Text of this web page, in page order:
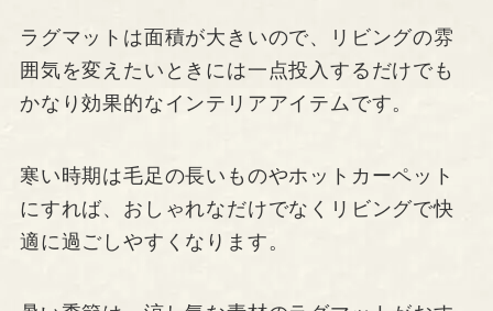
ラグマットは面積が大きいので、リビングの雰
囲気を変えたいときには一点投入するだけでも
かなり効果的なインテリアアイテムです。
寒い時期は毛足の長いものやホットカーペット
にすれば、おしゃれなだけでなくリビングで快
適に過ごしやすくなります。